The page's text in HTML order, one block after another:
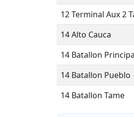
12 Terminal Aux 2
14 Alto Cauca
14 Batallon
14 Batallon Pueblo
14 Batallon Tame